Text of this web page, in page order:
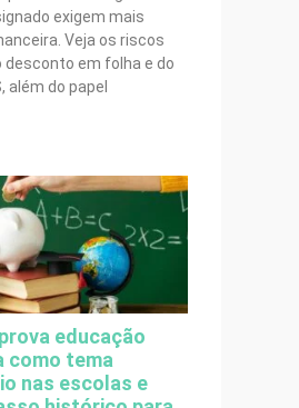
exigem mais
Veja os riscos
desconto em folha e do
além do papel
educação
como tema
nas escolas e